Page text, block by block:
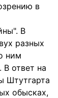
в
В
разных
ним
ответ на
Штутгарта
обысках,